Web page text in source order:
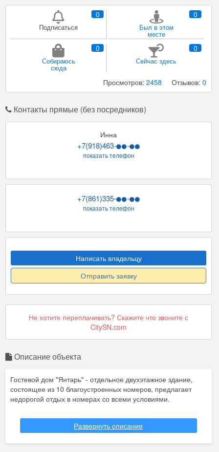
0
Подписаться
0
Был в этом
месте
0
Собираюсь
сюда
0
Сейчас здесь
Отзывов: 0
Просмотров: 2458
Контакты прямые (без посредников)
Инна
+7(918)463- -
показать телефон
+7(861)335- -
показать телефон
Написать владельцу
Отправить заявку
Не хотите переплачивать? Скажите что звоните с
CitySN.com
Описание объекта
Гостевой дом "Янтарь" - отдельное двухэтажное здание,
состоящее из 10 благоустроенных номеров, предлагает
недорогой отдых в номерах со всеми условиями.
Гостевой дом "Янтарь" расположен в тихом, спальном
зеленом и экологически благоприятном уголке города –
Развернуть описание